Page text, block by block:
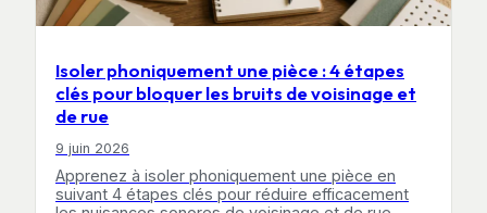
Isoler phoniquement une pièce : 4 étapes
clés pour bloquer les bruits de voisinage et
de rue
9 juin 2026
Apprenez à isoler phoniquement une pièce en
suivant 4 étapes clés pour réduire efficacement